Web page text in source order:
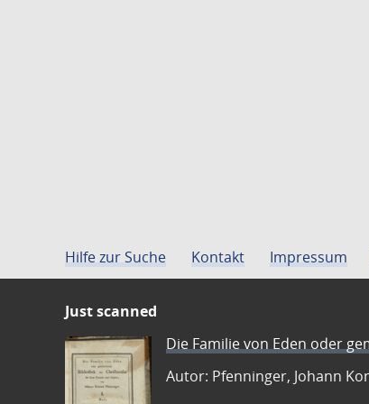
Hilfe zur Suche Kontakt Impressum
Just scanned
Die Familie von Eden oder
Autor: Pfenninger, Johann